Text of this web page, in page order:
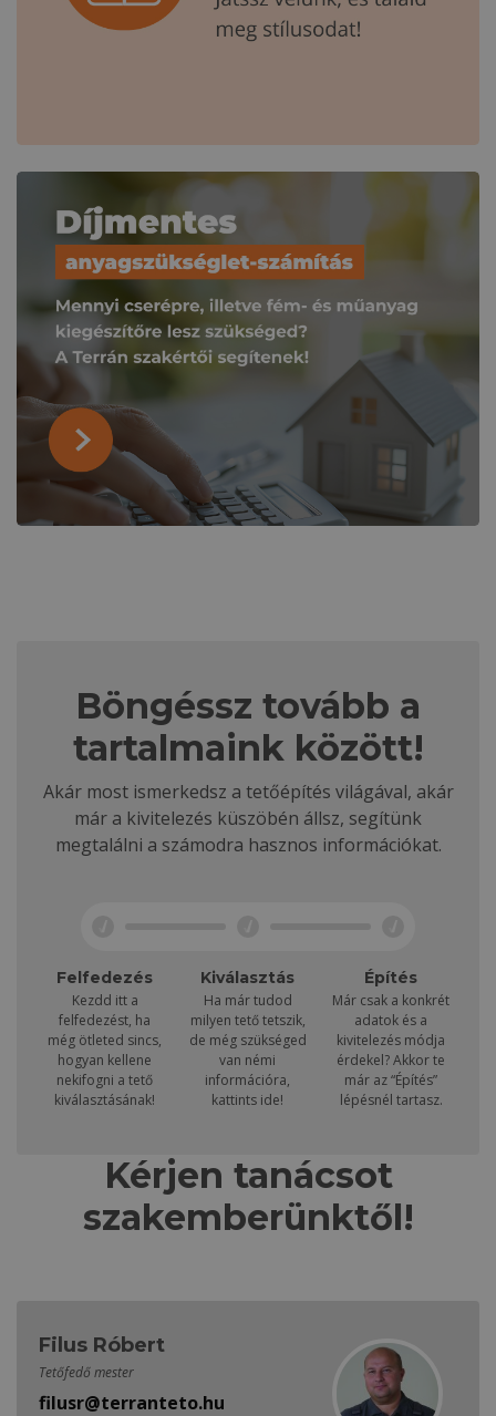
Böngéssz tovább a
tartalmaink között!
Akár most ismerkedsz a tetőépítés világával, akár
már a kivitelezés küszöbén állsz, segítünk
megtalálni a számodra hasznos információkat.
Felfedezés
Kezdd itt a
felfedezést, ha
még ötleted sincs,
hogyan kellene
nekifogni a tető
kiválasztásának!
Kiválasztás
Ha már tudod
milyen tető tetszik,
de még szükséged
van némi
információra,
kattints ide!
Építés
Már csak a konkrét
adatok és a
kivitelezés módja
érdekel? Akkor te
már az “Építés”
lépésnél tartasz.
Kérjen tanácsot
szakemberünktől!
Filus Róbert
Tetőfedő mester
filusr@terranteto.hu